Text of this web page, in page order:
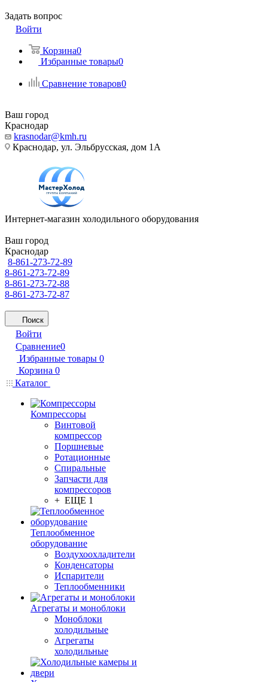
Задать вопрос
Войти
Корзина0
Избранные товары0
Сравнение товаров0
Ваш город
Краснодар
krasnodar@kmh.ru
Краснодар, ул. Эльбрусская, дом 1А
Интернет-магазин холодильного оборудования
Ваш город
Краснодар
8-861-273-72-89
8-861-273-72-89
8-861-273-72-88
8-861-273-72-87
Поиск
Войти
Сравнение0
Избранные товары 0
Корзина 0
Каталог
Компрессоры
Винтовой
компрессор
Поршневые
Ротационные
Спиральные
Запчасти для
компрессоров
+ ЕЩЕ 1
Теплообменное
оборудование
Воздухоохладители
Конденсаторы
Испарители
Теплообменники
Агрегаты и моноблоки
Моноблоки
холодильные
Агрегаты
холодильные